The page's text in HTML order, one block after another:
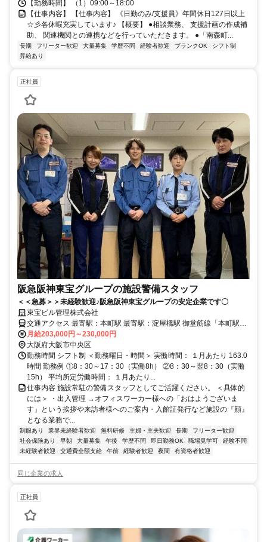
【勤務時間】 （1）09:00～18:00
【仕事内容】 【仕事内容】 《日勤のみ/支援員》年間休日127日以上
☆彡各休暇充実しています♪ 【概要】 ●相談業務、 支援計画の作成補
助、 関連機関との連携などを行っていただきます。 ●「南森町...
長期 フリーター歓迎 大量募集 学歴不問 経験者歓迎 ブランクOK
シフト制
昇給あり
正社員
阪急阪神東宝グループの施設警備スタッフ
＜＜急募＞＞未経験歓迎♪阪急阪神東宝グループの安定企業です〇
東宝ビル管理株式会社
交通アクセス 最寄駅：本町駅 最寄駅：淀屋橋駅 御堂筋線「本町駅」
「淀屋橋駅」から徒歩1分 【勤務地】 大阪府大阪市中央区伏見町４丁
目１−１ ※他、大阪市内や神戸市内の事業所で働いていただく場合も
ございます。 居住地等は考慮いたしますのでお気軽にご相談くださ
い！
月給203,000円～230,000円
大阪府大阪市中央区
勤務時間 シフト制 ＜勤務曜日・時間＞ 実働時間： １月あたり 163.0
時間 勤務例 ①8：30～17：30（実働8h） ②8：30～翌8：30（実働
15h） 平均所定労働時間： １月あたり...
仕事内容 施設常駐の警備スタッフとしてご活躍ください。 ＜具体的
には＞ ・出入管理 →オフィスワーカー様への「おはようございま
す」という挨拶や来訪者様へのご案内・入館証発行など施設の『顔』
となる業務で...
制服あり 業界未経験者歓迎 無料研修 主婦・主夫歓迎 長期
フリーター歓迎
社会保険あり
早朝 大量募集 午後 学歴不問 即日勤務OK 職場見学可
経験不問
未経験者歓迎
交通費全額支給 午前 経験者歓迎 夜間 有資格者歓迎
同じ企業の求人
正社員